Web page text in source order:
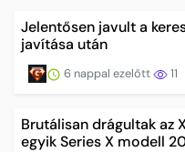
Jelentősen javult a
javítása után
6 nappal ezelőtt 11
Brutálisan drágultak az
egyik Series X modell